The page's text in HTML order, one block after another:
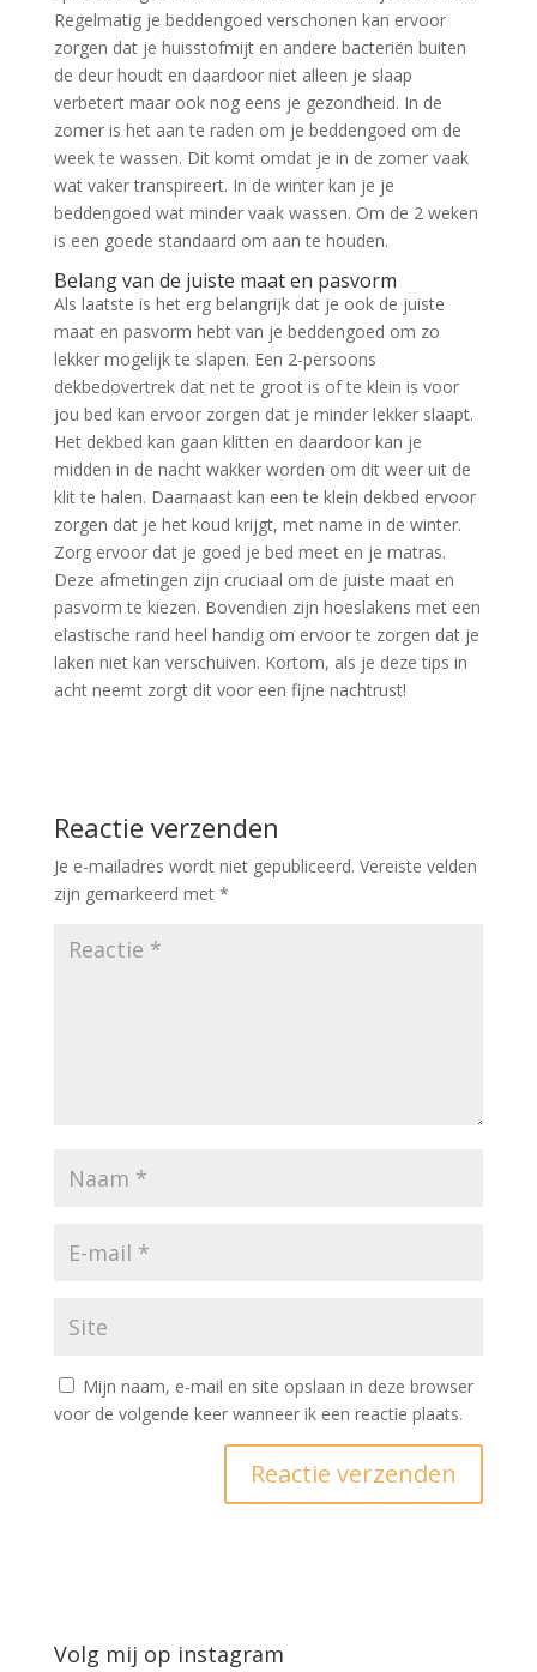
Regelmatig je beddengoed verschonen kan ervoor
zorgen dat je huisstofmijt en andere bacteriën buiten
de deur houdt en daardoor niet alleen je slaap
verbetert maar ook nog eens je gezondheid. In de
zomer is het aan te raden om je beddengoed om de
week te wassen. Dit komt omdat je in de zomer vaak
wat vaker transpireert. In de winter kan je je
beddengoed wat minder vaak wassen. Om de 2 weken
is een goede standaard om aan te houden.
Belang van de juiste maat en pasvorm
Als laatste is het erg belangrijk dat je ook de juiste
maat en pasvorm hebt van je beddengoed om zo
lekker mogelijk te slapen. Een 2-persoons
dekbedovertrek dat net te groot is of te klein is voor
jou bed kan ervoor zorgen dat je minder lekker slaapt.
Het dekbed kan gaan klitten en daardoor kan je
midden in de nacht wakker worden om dit weer uit de
klit te halen. Daarnaast kan een te klein dekbed ervoor
zorgen dat je het koud krijgt, met name in de winter.
Zorg ervoor dat je goed je bed meet en je matras.
Deze afmetingen zijn cruciaal om de juiste maat en
pasvorm te kiezen. Bovendien zijn hoeslakens met een
elastische rand heel handig om ervoor te zorgen dat je
laken niet kan verschuiven. Kortom, als je deze tips in
acht neemt zorgt dit voor een fijne nachtrust!
Reactie verzenden
Je e-mailadres wordt niet gepubliceerd. Vereiste velden
zijn gemarkeerd met *
Mijn naam, e-mail en site opslaan in deze browser
voor de volgende keer wanneer ik een reactie plaats.
Volg mij op instagram